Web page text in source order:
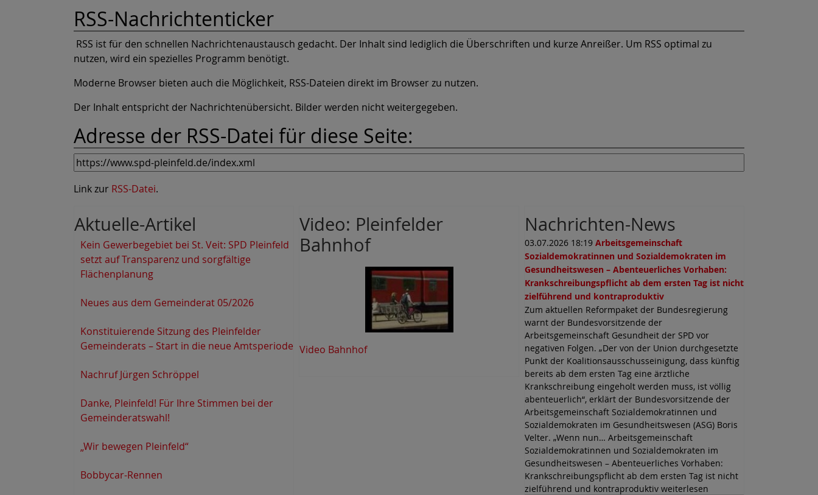
RSS-Nachrichtenticker
RSS ist für den schnellen Nachrichtenaustausch gedacht. Der Inhalt sind lediglich die Überschriften und kurze Anreißer. Um RSS optimal zu
nutzen, wird ein spezielles Programm benötigt.
Moderne Browser bieten auch die Möglichkeit, RSS-Dateien direkt im Browser zu nutzen.
Der Inhalt entspricht der Nachrichtenübersicht. Bilder werden nicht weitergegeben.
Adresse der RSS-Datei für diese Seite:
Link zur RSS-Datei.
Aktuelle-Artikel
Kein Gewerbegebiet bei St. Veit: SPD Pleinfeld
setzt auf Transparenz und sorgfältige
Flächenplanung
Neues aus dem Gemeinderat 05/2026
Konstituierende Sitzung des Pleinfelder
Gemeinderats – Start in die neue Amtsperiode
Nachruf Jürgen Schröppel
Danke, Pleinfeld! Für Ihre Stimmen bei der
Gemeinderatswahl!
„Wir bewegen Pleinfeld“
Bobbycar-Rennen
Video: Pleinfelder
Bahnhof
Video Bahnhof
Nachrichten-News
03.07.2026 18:19 Arbeitsgemeinschaft
Sozialdemokratinnen und Sozialdemokraten im
Gesundheitswesen – Abenteuerliches Vorhaben:
Krankschreibungspflicht ab dem ersten Tag ist nicht
zielführend und kontraproduktiv
Zum aktuellen Reformpaket der Bundesregierung
warnt der Bundesvorsitzende der
Arbeitsgemeinschaft Gesundheit der SPD vor
negativen Folgen. „Der von der Union durchgesetzte
Punkt der Koalitionsausschusseinigung, dass künftig
bereits ab dem ersten Tag eine ärztliche
Krankschreibung eingeholt werden muss, ist völlig
abenteuerlich“, erklärt der Bundesvorsitzende der
Arbeitsgemeinschaft Sozialdemokratinnen und
Sozialdemokraten im Gesundheitswesen (ASG) Boris
Velter. „Wenn nun… Arbeitsgemeinschaft
Sozialdemokratinnen und Sozialdemokraten im
Gesundheitswesen – Abenteuerliches Vorhaben:
Krankschreibungspflicht ab dem ersten Tag ist nicht
zielführend und kontraproduktiv weiterlesen